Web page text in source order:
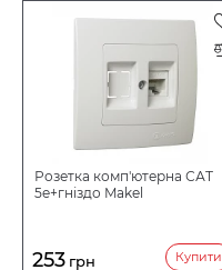
Розетка комп'ютерна САТ
5e+гніздо Makel
253 грн Купити